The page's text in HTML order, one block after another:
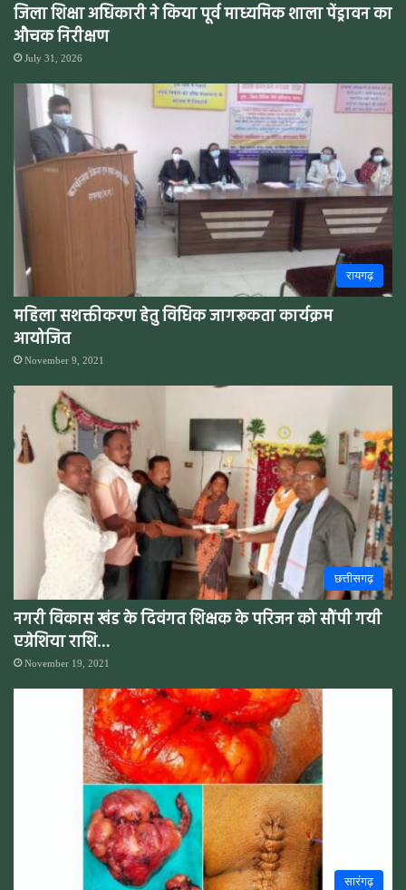
जिला शिक्षा अधिकारी ने किया पूर्व माध्यमिक शाला पेंड्रावन का
औचक निरीक्षण
July 31, 2026
रायगढ़
महिला सशक्तीकरण हेतु विधिक जागरूकता कार्यक्रम
आयोजित
November 9, 2021
छत्तीसगढ़
नगरी विकास खंड के दिवंगत शिक्षक के परिजन को सौंपी गयी
एग्रेशिया राशि…
November 19, 2021
सारंगढ़